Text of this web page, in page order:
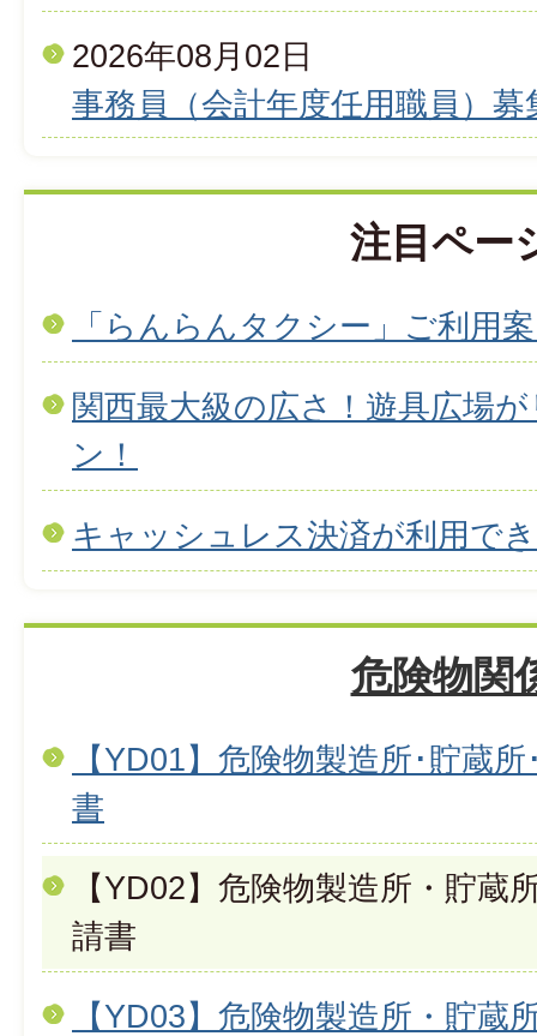
2026年08月02日
事務員（会計年度任用職員）募
注目ペー
「らんらんタクシー」ご利用
関西最大級の広さ！遊具広場
ン！
キャッシュレス決済が利用で
危険物関
【YD01】危険物製造所･貯蔵
書
【YD02】危険物製造所・貯蔵
請書
【YD03】危険物製造所・貯蔵